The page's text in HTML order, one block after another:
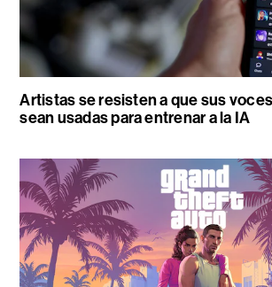
Artistas se resisten a que sus
sean usadas para entrenar a la IA